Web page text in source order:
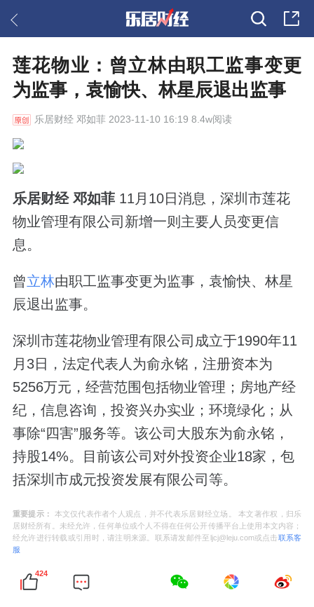
莲花物业：曾立林由职工监事变更
为监事，袁愉快、林星辰退出监事
乐居财经邓如菲 2023-11-10 16:19 8.4w阅读
乐居财经 邓如菲 11月10日消息，深圳市莲花
物业管理有限公司新增一则主要人员变更信
息。
曾立林由职工监事变更为监事，袁愉快、林星
辰退出监事。
深圳市莲花物业管理有限公司成立于1990年11
月3日，法定代表人为俞永铭，注册资本为
5256万元，经营范围包括物业管理；房地产经
纪，信息咨询，投资兴办实业；环境绿化；从
事除“四害”服务等。该公司大股东为俞永铭，
持股14%。目前该公司对外投资企业18家，包
括深圳市成元投资发展有限公司等。
重要提示：
本文仅代表作者个人观点，并不代表乐居财经立场。 本文著作权，归乐
居财经所有。未经允许，任何单位或个人不得在任何公开传播平台上使用本文内容；
经允许进行转载或引用时，请注明来源。联系请发邮件至ljcj@leju.com或点击联系客
服
424